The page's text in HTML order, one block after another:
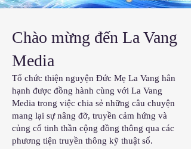
Chào mừng đến La Vang
Media
Tổ chức thiện nguyện Đức Mẹ La Vang hân
hạnh được đồng hành cùng với La Vang
Media trong việc chia sẻ những câu chuyện
mang lại sự nâng đỡ, truyền cảm hứng và
củng cố tinh thần cộng đồng thông qua các
phương tiện truyền thông kỹ thuật số.